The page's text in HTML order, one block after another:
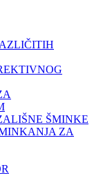
ŠMINKE
ZA